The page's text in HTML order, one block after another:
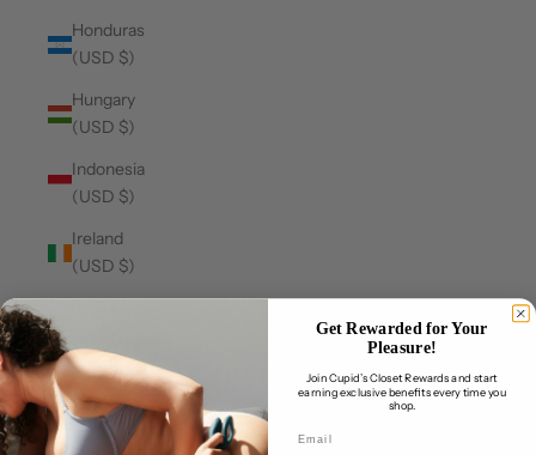
Honduras
(USD $)
Hungary
(USD $)
Indonesia
(USD $)
Ireland
(USD $)
Italy (USD
$)
Jamaica
Get Rewarded for Your
Pleasure!
Join Cupid’s Closet Rewards and start
earning exclusive benefits every time you
shop.